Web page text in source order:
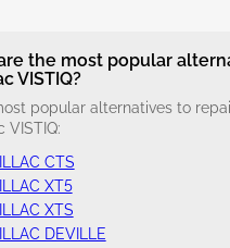
the most popular
VISTIQ?
popular alternatives to
VISTIQ:
CTS
XT5
XTS
DEVILLE